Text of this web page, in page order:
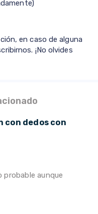
en caso de alguna
¡No olvides
con dedos con
probable aunque